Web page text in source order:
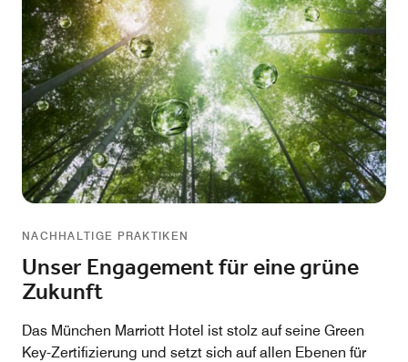
NACHHALTIGE PRAKTIKEN
Unser Engagement für eine grüne
Zukunft
Das München Marriott Hotel ist stolz auf seine Green
Key-Zertifizierung und setzt sich auf allen Ebenen für